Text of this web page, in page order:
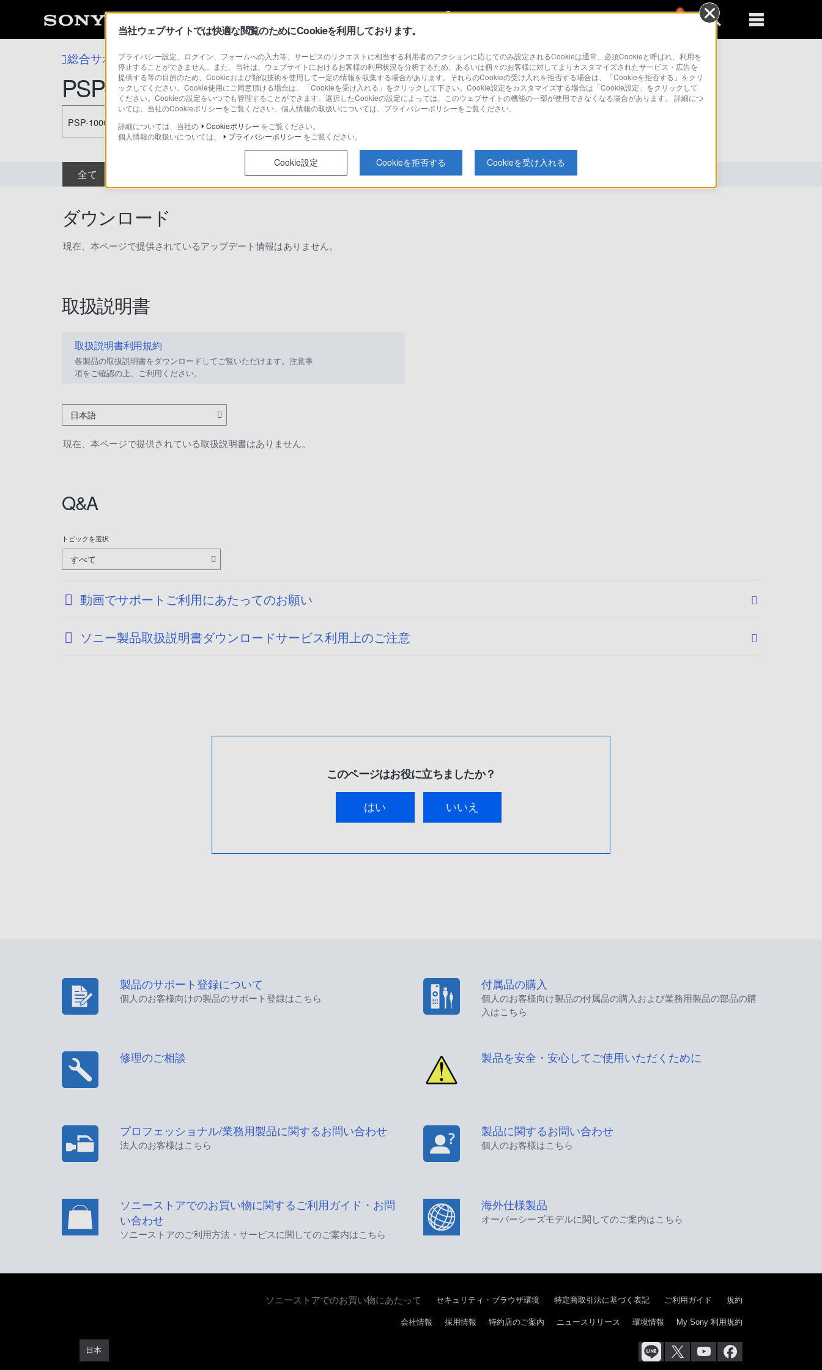
0
総合サポート・お問い合わせ PlayStation
PSP-1000 PK
PSP-1000 PK
全て 取扱説明書 Q&A
ダウンロード
現在、本ページで提供されているアップデート情報はありません。
取扱説明書
取扱説明書利用規約
各製品の取扱説明書をダウンロードしてご覧いただけます。注意事
項をご確認の上、ご利用ください。
日本語
現在、本ページで提供されている取扱説明書はありません。
Q&A
トピックを選択
すべて
動画でサポートご利用にあたってのお願い
ソニー製品取扱説明書ダウンロードサービス利用上のご注意
このページはお役に立ちましたか？
はい いいえ
製品のサポート登録について
個人のお客様向けの製品のサポート登録はこちら
付属品の購入
個人のお客様向け製品の付属品の購入および業務用製品の部品の購
入はこちら
修理のご相談 製品を安全・安心してご使用いただくために
プロフェッショナル/業務用製品に関するお問い合わせ
法人のお客様はこちら
製品に関するお問い合わせ
個人のお客様はこちら
ソニーストアでのお買い物に関するご利用ガイド・お問
い合わせ
ソニーストアのご利用方法・サービスに関してのご案内はこちら
海外仕様製品
オーバーシーズモデルに関してのご案内はこちら
ソニーストアでのお買い物にあたって セキュリティ・ブラウザ環境 特定商取引法に基づく表記 ご利用ガイド 規約
日本
会社情報 採用情報 特約店のご案内 ニュースリリース 環境情報 My Sony 利用規約
当社ウェブサイトでは快適な閲覧のためにCookieを利用しております。
プライバシー設定、ログイン、フォームへの入力等、サービスのリクエストに相当する利用者のアクションに応じてのみ設定されるCookieは通常、必須Cookieと呼ばれ、利用を
停止することができません。また、当社は、ウェブサイトにおけるお客様の利用状況を分析するため、あるいは個々のお客様に対してよりカスタマイズされたサービス・広告を
提供する等の目的のため、Cookieおよび類似技術を使用して一定の情報を収集する場合があります。それらのCookieの受け入れを拒否する場合は、「Cookieを拒否する」をクリ
ックしてください。Cookie使用にご同意頂ける場合は、「Cookieを受け入れる」をクリックして下さい。Cookie設定をカスタマイズする場合は「Cookie設定」をクリックして
ください。Cookieの設定をいつでも管理することができます。選択したCookieの設定によっては、このウェブサイトの機能の一部が使用できなくなる場合があります。 詳細につ
いては、当社のCookieポリシーをご覧ください。個人情報の取扱いについては、プライバシーポリシーをご覧ください。
詳細については、当社の
Cookieポリシー をご覧ください。
個人情報の取扱いについては、
プライバシーポリシー をご覧ください。
Cookie設定 Cookieを拒否する Cookieを受け入れる